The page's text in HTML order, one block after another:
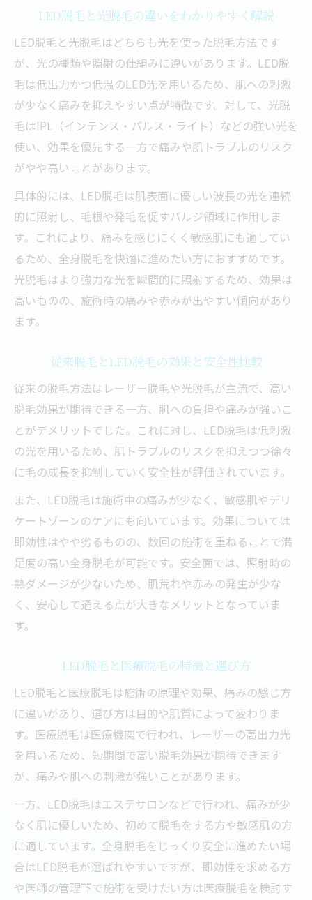
LED脱毛と光脱毛の違いをわかりやすく解説
LED脱毛と光脱毛はどちらも光を使った脱毛方法です
が、光の種類や照射の仕組みに違いがあります。LED脱
毛は低出力かつ低温のLED光を用いるため、肌への刺激
が少なく痛みを抑えやすい点が特徴です。対して、光脱
毛はIPL（インテンス・パルス・ライト）などの強い光を
使い、効果を優先する一方で痛みや肌トラブルのリスク
がやや高いことがあります。
具体的には、LED脱毛は肌表面に優しい波長の光を連続
的に照射し、毛根や発毛を促すバルジ領域に作用しま
す。これにより、痛みを感じにくく敏感肌にも適してい
るため、全身脱毛を快適に進めたい方におすすめです。
光脱毛はより強力な光を瞬間的に照射するため、効果は
高いものの、施術時の痛みや赤みが出やすい傾向があり
ます。
従来脱毛とLED脱毛の効果と安全性比較
従来の脱毛方法はレーザー脱毛や光脱毛が主流で、高い
脱毛効果が期待できる一方、肌への負担や痛みが強いこ
とがデメリットでした。これに対し、LED脱毛は低刺激
の光を用いるため、肌トラブルのリスクを抑えつつ徐々
に毛の成長を抑制していく安全性が評価されています。
また、LED脱毛は施術中の痛みが少なく、敏感肌やデリ
ケートゾーンのケアにも向いています。効果については
即効性はやや劣るものの、数回の施術を重ねることで満
足度の高い全身脱毛が可能です。安全面では、照射時の
熱ダメージが少ないため、肌荒れや赤みの発生が少な
く、安心して通える点が大きなメリットとなっていま
す。
LED脱毛と医療脱毛の特徴と選び方
LED脱毛と医療脱毛は施術の原理や効果、痛みの感じ方
に違いがあり、選び方は目的や肌質によって変わりま
す。医療脱毛は医療機関で行われ、レーザーの高出力光
を用いるため、短期間で高い脱毛効果が期待できます
が、痛みや肌への刺激が強いことがあります。
一方、LED脱毛はエステサロンなどで行われ、痛みが少
なく肌に優しいため、初めて脱毛をする方や敏感肌の方
に適しています。全身脱毛をじっくり安全に進めたい場
合はLED脱毛が選ばれやすいですが、即効性を求める方
や医師の管理下で施術を受けたい方は医療脱毛を検討す